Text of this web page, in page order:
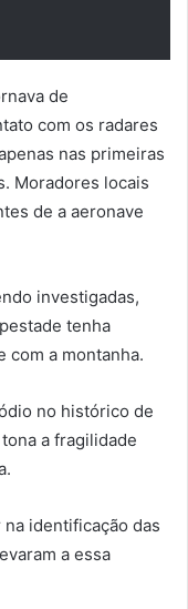
de
com os radares
nas primeiras
Moradores locais
de a aeronave
investigadas,
tenha
com a montanha.
no histórico de
a fragilidade
identificação das
a essa